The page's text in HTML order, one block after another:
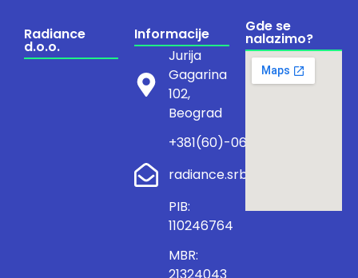
Radiance
d.o.o.
Informacije
Jurija
Gagarina
102,
Beograd
+381(60)-0600/374
radiance.srb@outlook.com
PIB:
110246764
MBR:
Gde se
nalazimo?